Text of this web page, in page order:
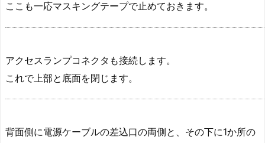
ここも一応マスキングテープで止めておきます。
アクセスランプコネクタも接続します。
これで上部と底面を閉じます。
背面側に電源ケーブルの差込口の両側と、その下に1か所の